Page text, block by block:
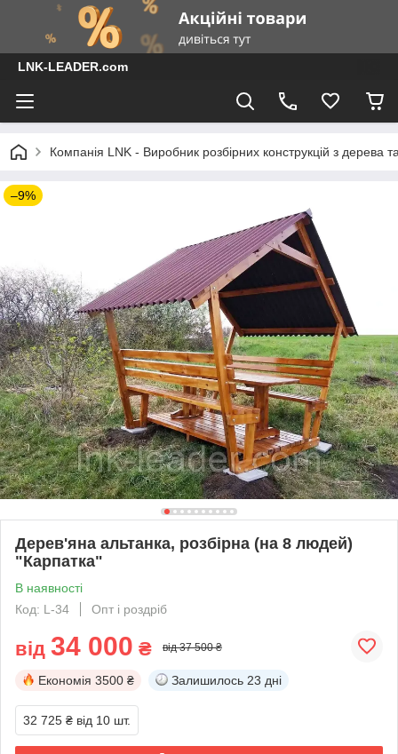
LNK-LEADER.com
Компанія LNK - Виробник розбірних конструкцій з дерева
–9%
Дерев'яна альтанка, розбірна (на 8 людей)
"Карпатка"
В наявності
Код: L-34
Опт і роздріб
від 34 000 ₴ від 37 500 ₴
Економія 3500 ₴ Залишилось 23 дні
32 725 ₴ від 10 шт.